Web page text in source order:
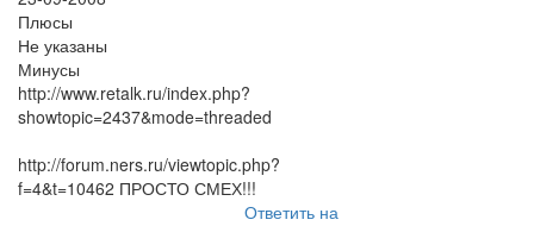
Плюсы
Не указаны
Минусы
http://www.retalk.ru/index.php?
showtopic=2437&mode=threaded
http://forum.ners.ru/viewtopic.php?
f=4&t=10462 ПРОСТО СМЕХ!!!
Ответить на